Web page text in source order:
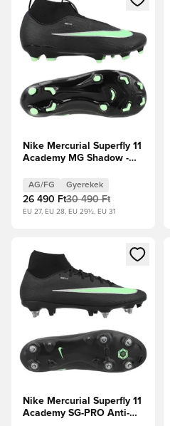
Nike Mercurial Superfly 11
Academy MG Shadow -
Gyerek
AG/FG Gyerekek
26 490 Ft30 490 Ft
EU 27, EU 28, EU 29½, EU 31
Megnyit egy modált a
Nike Mercurial Superfly 11
Academy SG-PRO Anti-